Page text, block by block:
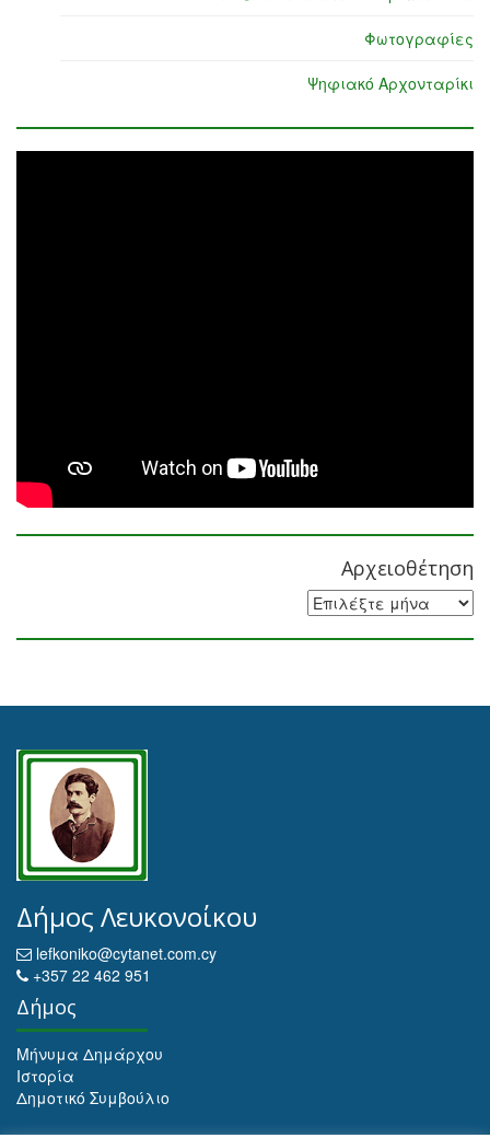
Φωτογραφίες
Ψηφιακό Αρχονταρίκι
Αρχειοθέτηση
Αρχειοθέτηση
Δήμος Λευκονοίκου
lefkoniko@cytanet.com.cy
+357 22 462 951
Δήμος
Μήνυμα Δημάρχου
Ιστορία
Δημοτικό Συμβούλιο